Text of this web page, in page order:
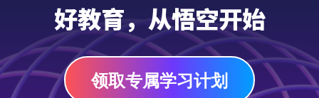
好教育，从悟空开始
领取专属学习计划